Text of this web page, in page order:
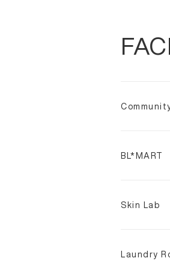
BL*MART
Skin Lab
Laundry